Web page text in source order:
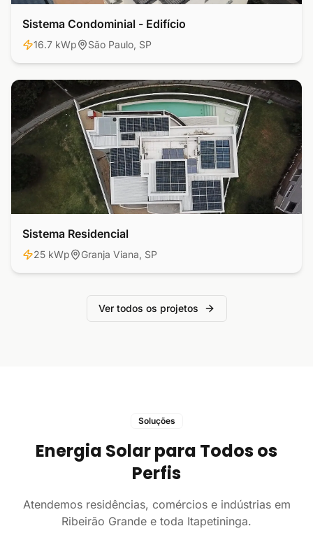
Comercial
Sistema Condominial - Edifício
16.7 kWp São Paulo, SP
Residencial
Sistema Residencial
25 kWp Granja Viana, SP
Ver todos os projetos
Soluções
Energia Solar para Todos os
Perfis
Atendemos residências, comércios e indústrias em
Ribeirão Grande e toda Itapetininga.